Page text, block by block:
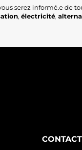
serez informé.e de
, électricité,
CONTACT